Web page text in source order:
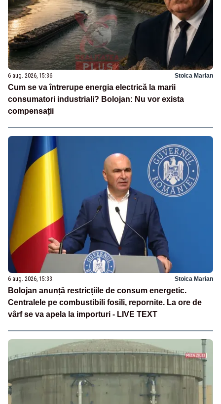
6 aug. 2026, 15:36 Stoica Marian
Cum se va întrerupe energia electrică la marii
consumatori industriali? Bolojan: Nu vor exista
compensații
6 aug. 2026, 15:33 Stoica Marian
Bolojan anunță restricțiile de consum energetic.
Centralele pe combustibili fosili, repornite. La ore de
vârf se va apela la importuri - LIVE TEXT